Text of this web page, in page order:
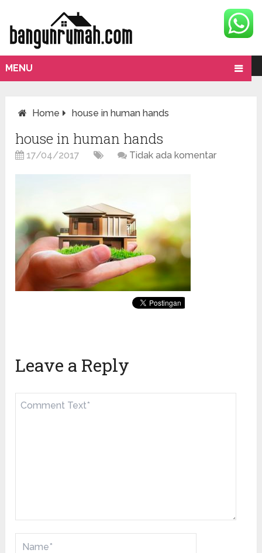
MENU
Home house in human hands
house in human hands
17/04/2017 Tidak ada komentar
Leave a Reply